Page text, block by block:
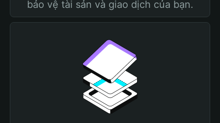
bảo vệ tài sản và giao dịch của bạn.